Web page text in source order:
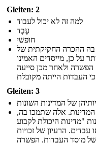
Gleiten: 2
למה זה לא יכול לעבוד
עֶבֶד
חופשי
בה ההכרה החקיקתית של
על כן, מייסדים האמינו
ולאחר מכן סייעה
Gleiten: 3
של המדינות השונות
אלה שתמכו בה,
"מדינות היכולת לקבוע
הרעיון של זכויות
של מוסד העבדות. הפשרה